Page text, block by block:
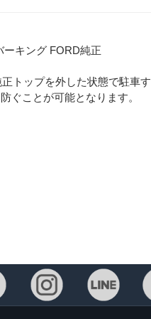
ーキング FORD純正
トップを外した状態で駐車す
ぐことが可能となります。